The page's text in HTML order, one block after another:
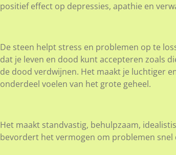
positief effect op depressies, apathie en
De steen helpt stress en problemen op te
dat je leven en dood kunt accepteren zoals
de dood verdwijnen. Het maakt je luchtiger
onderdeel voelen van het grote geheel.
Het maakt standvastig, behulpzaam,
bevordert het vermogen om problemen snel